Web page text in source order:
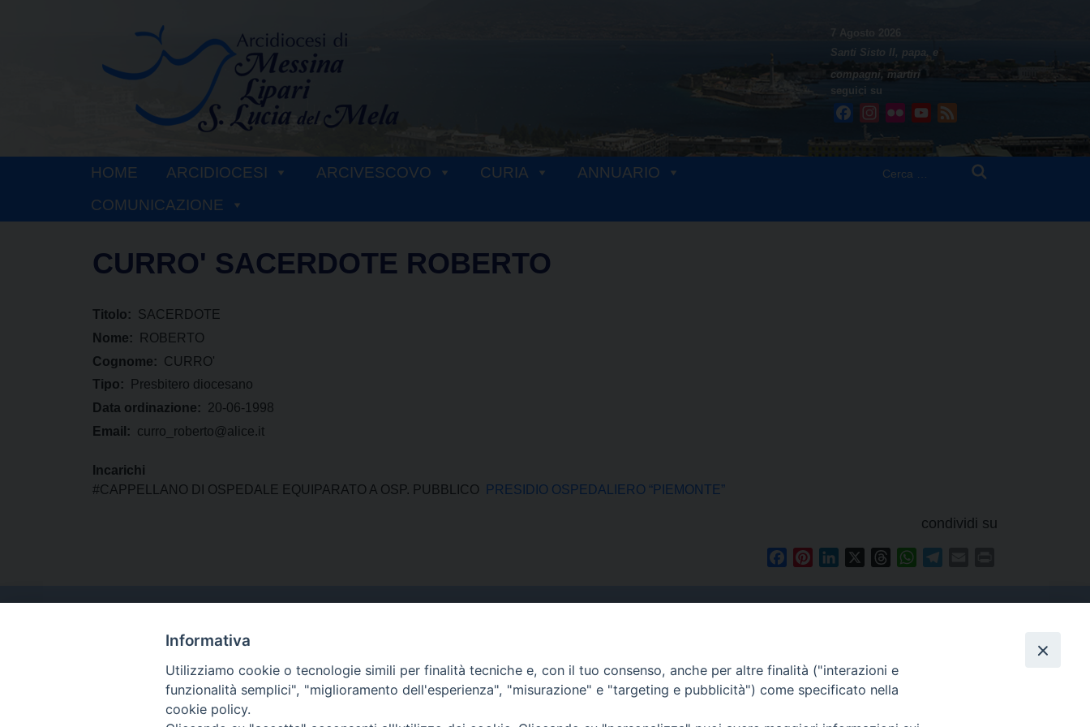
7 Agosto 2026
Santi Sisto II, papa, e
compagni, martiri
seguici su
FacebookInstagram
Flickr YouTube
HOME ARCIDIOCESI ARCIVESCOVO CURIA
ANNUARIO
COMUNICAZIONE
CURRO' SACERDOTE ROBERTO
Titolo: SACERDOTE
Nome:
ROBERTO
Cognome: CURRO'
Tipo:
Presbitero diocesano
Data ordinazione: 20-06-1998
Email: curro_roberto@alice.it
Incarichi
#CAPPELLANO DI OSPEDALE EQUIPARATO A OSP. PUBBLICO
PRESIDIO OSPEDALIERO “PIEMONTE”
condividi su
FacebookPinterestLinkedIn ThreadsWhatsApp
Indirizzo
Via Garibaldi, 67 - 98122
Contatti
Tel. 090.6684111 - Fax.
Informativa
Utilizziamo cookie o tecnologie simili per finalità tecniche e, con il tuo consenso, anche per altre finalità ("interazioni e
funzionalità semplici", "miglioramento dell'esperienza", "misurazione" e "targeting e pubblicità") come specificato nella
cookie policy.